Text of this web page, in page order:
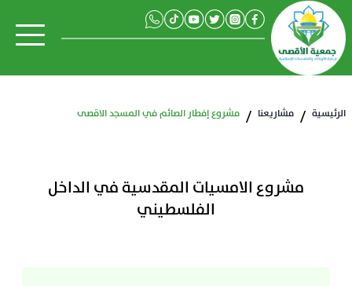
الرئيسية / مشاريعنا / مشروع إفطار الصائم في المسجد الاقصى
مشروع الامسيات المقدسية في الداخل
الفلسطيني